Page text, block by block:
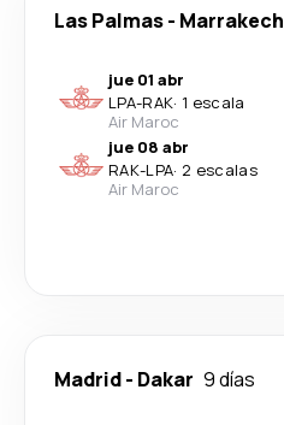
Las Palmas- Marrakech
jue 01 abr
LPA-RAK· 1 escala
Air Maroc
jue 08 abr
RAK-LPA· 2 escalas
Air Maroc
Madrid- Dakar 9 días